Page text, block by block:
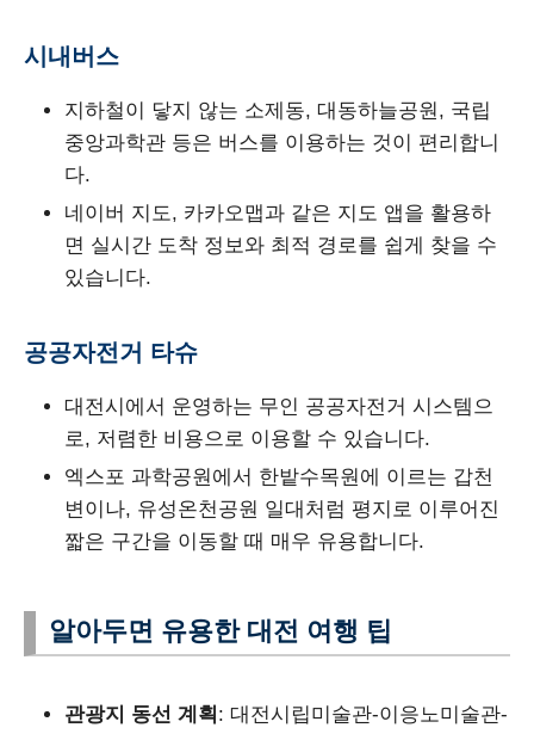
시내버스
지하철이 닿지 않는 소제동, 대동하늘공원, 국립
중앙과학관 등은 버스를 이용하는 것이 편리합니
다.
네이버 지도, 카카오맵과 같은 지도 앱을 활용하
면 실시간 도착 정보와 최적 경로를 쉽게 찾을 수
있습니다.
공공자전거 타슈
대전시에서 운영하는 무인 공공자전거 시스템으
로, 저렴한 비용으로 이용할 수 있습니다.
엑스포 과학공원에서 한밭수목원에 이르는 갑천
변이나, 유성온천공원 일대처럼 평지로 이루어진
짧은 구간을 이동할 때 매우 유용합니다.
알아두면 유용한 대전 여행 팁
관광지 동선 계획 : 대전시립미술관-이응노미술관-